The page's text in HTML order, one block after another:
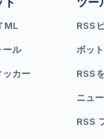
ール
ッカー
RSS
ボッ
RSS
ニュ
RSS